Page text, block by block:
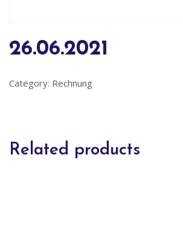
26.06.2021
Category: Rechnung
Related products